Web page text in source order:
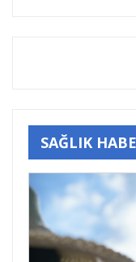
SAĞLIK